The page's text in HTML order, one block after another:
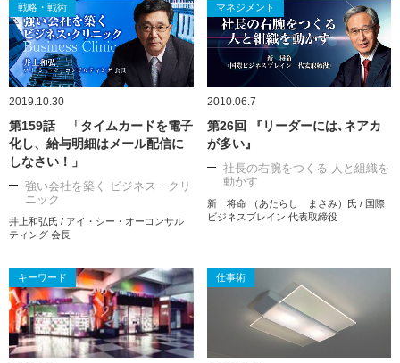
戦略・戦術
2019.10.30
第159話 「タイムカードを電子
化し、給与明細はメール配信に
しなさい！」
強い会社を築く ビジネス・クリ
ニック
井上和弘氏 / アイ・シー・オーコンサル
ティング 会長
マネジメント
2010.06.7
第26回 『リーダーには､ネアカ
が多い』
社長の右腕をつくる 人と組織を
動かす
新 将命 （あたらし まさみ）氏 / 国際
ビジネスブレイン 代表取締役
キーワード 仕事術